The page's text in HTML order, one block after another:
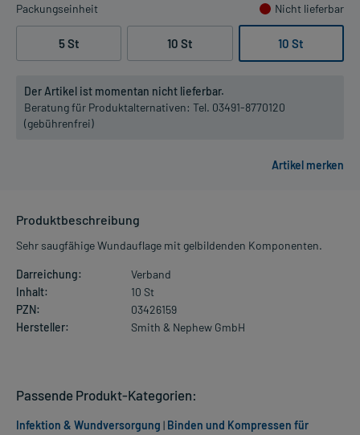
Packungseinheit Nicht lieferbar
5 St 10 St 10 St
Der Artikel ist momentan nicht lieferbar.
Beratung für Produktalternativen: Tel. 03491-8770120
(gebührenfrei)
Produktbeschreibung
Sehr saugfähige Wundauflage mit gelbildenden Komponenten.
Darreichung:
Verband
Inhalt:
10 St
PZN:
03426159
Hersteller:
Smith & Nephew GmbH
Passende Produkt-Kategorien:
Infektion & Wundversorgung | Binden und Kompressen für